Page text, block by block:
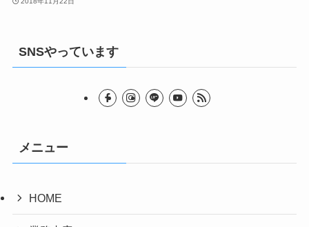
SNSやっています
メニュー
HOME